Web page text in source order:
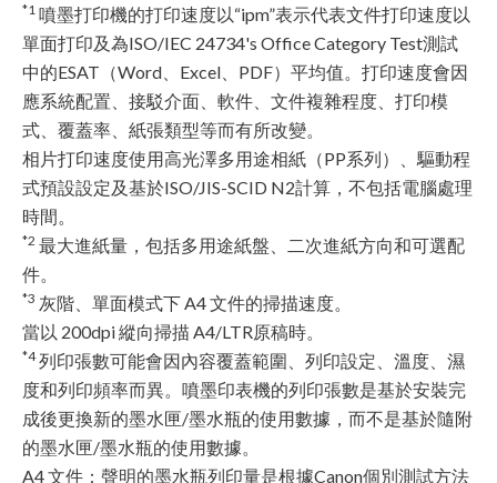
*1 噴墨打印機的打印速度以“ipm”表示代表文件打印速度以
單面打印及為ISO/IEC 24734's Office Category Test測試
中的ESAT（Word、Excel、PDF）平均值。打印速度會因
應系統配置、接駁介面、軟件、文件複雜程度、打印模
式、覆蓋率、紙張類型等而有所改變。
相片打印速度使用高光澤多用途相紙（PP系列）、驅動程
式預設設定及基於ISO/JIS-SCID N2計算，不包括電腦處理
時間。
*2 最大進紙量，包括多用途紙盤、二次進紙方向和可選配
件。
*3 灰階、單面模式下 A4 文件的掃描速度。
當以 200dpi 縱向掃描 A4/LTR原稿時。
*4列印張數可能會因內容覆蓋範圍、列印設定、溫度、濕
度和列印頻率而異。噴墨印表機的列印張數是基於安裝完
成後更換新的墨水匣/墨水瓶的使用數據，而不是基於隨附
的墨水匣/墨水瓶的使用數據。
A4 文件：聲明的墨水瓶列印量是根據Canon個別測試方法